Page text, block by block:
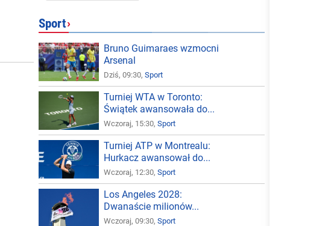
Sport›
Bruno Guimaraes wzmocni
Arsenal
Dziś, 09:30,Sport
Turniej WTA w Toronto:
Świątek awansowała do...
Wczoraj, 15:30,Sport
Turniej ATP w Montrealu:
Hurkacz awansował do...
Wczoraj, 12:30,Sport
Los Angeles 2028:
Dwanaście milionów...
Wczoraj, 09:30,Sport